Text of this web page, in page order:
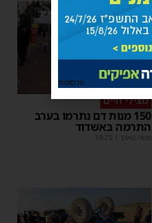
1
מצילי חיים
150 מנות דם נתרמו בערב
התרמה באשדוד
משה קאהן 18:25
פרסומת